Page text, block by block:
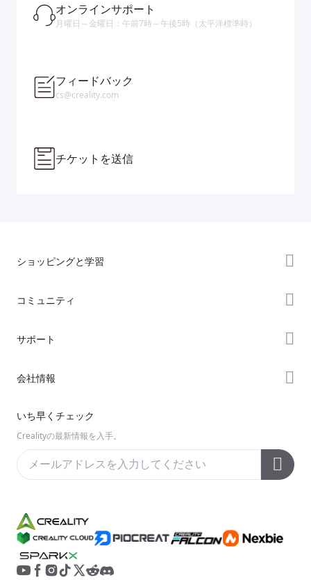
オンラインサポート
月曜日～金曜日：午前7時～午後5時（太平洋標準時）
フィードバック
cs@creality.com
チケットを送信
ショッピングと学習
K2シリーズ
コミュニティ
Discord
サポート
ヘルプ
ビデオ
アフターサービス
会社情報
お問い合わせ
いち早くチェック
Crealityの最新情報を入手。